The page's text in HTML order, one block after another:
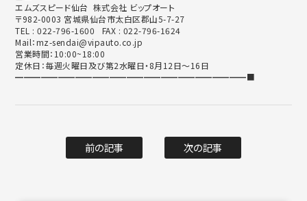
エムズスピード仙台 株式会社 ビップオート
〒982-0003 宮城県仙台市太白区郡山5-7-27
TEL : 022-796-1600 FAX : 022-796-1624
Mail：mz-sendai@vipauto.co.jp
営業時間：10:00~18:00
定休日：毎週火曜日及び第2水曜日・8月12日～16日
━━━━━━━━━━━━━━━━━━━━━━━━━━━■
前の記事 次の記事